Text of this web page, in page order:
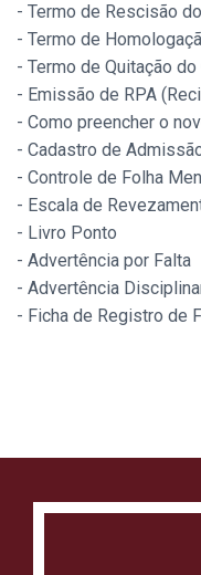
- Termo de Rescisão
- Termo de
- Termo de Quitação
- Emissão de RPA
- Como preencher o
- Cadastro de
- Controle de Folha
- Escala de
- Livro Ponto
- Advertência por Falta
- Advertência
- Ficha de Registro de